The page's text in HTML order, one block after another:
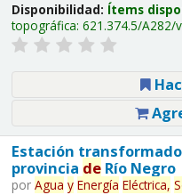
Disponibilidad: Ítems
topográfica: 621.374.5/A282/
Estación
provincia deRío Negro
por Agua y Energía Eléctrica,